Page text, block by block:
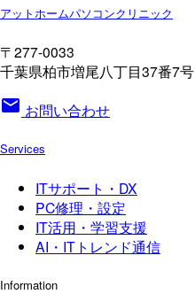
アットホームパソコンクリニック
〒277-0033
千葉県柏市増尾八丁目37番7号
mail お問い合わせ
Services
ITサポート・DX
PC修理・設定
IT活用・学習支援
AI・ITトレンド通信
Information